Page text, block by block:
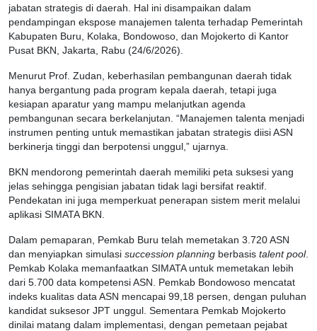
jabatan strategis di daerah. Hal ini disampaikan dalam
pendampingan ekspose manajemen talenta terhadap Pemerintah
Kabupaten Buru, Kolaka, Bondowoso, dan Mojokerto di Kantor
Pusat BKN, Jakarta, Rabu (24/6/2026).
Menurut Prof. Zudan, keberhasilan pembangunan daerah tidak
hanya bergantung pada program kepala daerah, tetapi juga
kesiapan aparatur yang mampu melanjutkan agenda
pembangunan secara berkelanjutan. “Manajemen talenta menjadi
instrumen penting untuk memastikan jabatan strategis diisi ASN
berkinerja tinggi dan berpotensi unggul,” ujarnya.
BKN mendorong pemerintah daerah memiliki peta suksesi yang
jelas sehingga pengisian jabatan tidak lagi bersifat reaktif.
Pendekatan ini juga memperkuat penerapan sistem merit melalui
aplikasi SIMATA BKN.
Dalam pemaparan, Pemkab Buru telah memetakan 3.720 ASN
dan menyiapkan simulasi succession planning berbasis talent pool.
Pemkab Kolaka memanfaatkan SIMATA untuk memetakan lebih
dari 5.700 data kompetensi ASN. Pemkab Bondowoso mencatat
indeks kualitas data ASN mencapai 99,18 persen, dengan puluhan
kandidat suksesor JPT unggul. Sementara Pemkab Mojokerto
dinilai matang dalam implementasi, dengan pemetaan pejabat